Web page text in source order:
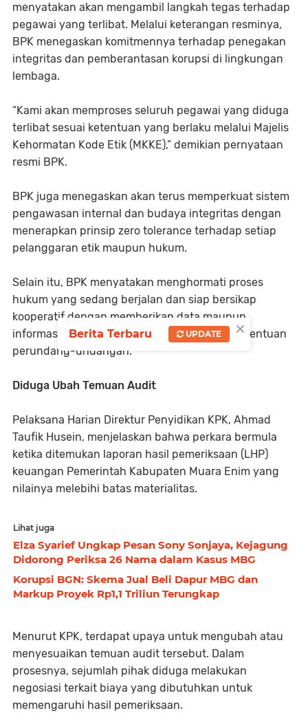
menyatakan akan mengambil langkah tegas terhadap
pegawai yang terlibat. Melalui keterangan resminya,
BPK menegaskan komitmennya terhadap penegakan
integritas dan pemberantasan korupsi di lingkungan
lembaga.
“Kami akan memproses seluruh pegawai yang diduga
terlibat sesuai ketentuan yang berlaku melalui Majelis
Kehormatan Kode Etik (MKKE),” demikian pernyataan
resmi BPK.
BPK juga menegaskan akan terus memperkuat sistem
pengawasan internal dan budaya integritas dengan
menerapkan prinsip zero tolerance terhadap setiap
pelanggaran etik maupun hukum.
Selain itu, BPK menyatakan menghormati proses
hukum yang sedang berjalan dan siap bersikap
kooperatif dengan memberikan data maupun
informasi yang diperlukan oleh KPK sesuai ketentuan
perundang-undangan.
Diduga Ubah Temuan Audit
Pelaksana Harian Direktur Penyidikan KPK, Ahmad
Taufik Husein, menjelaskan bahwa perkara bermula
ketika ditemukan laporan hasil pemeriksaan (LHP)
keuangan Pemerintah Kabupaten Muara Enim yang
nilainya melebihi batas materialitas.
Lihat juga
Elza Syarief Ungkap Pesan Sony Sonjaya, Kejagung
Didorong Periksa 26 Nama dalam Kasus MBG
Korupsi BGN: Skema Jual Beli Dapur MBG dan
Markup Proyek Rp1,1 Triliun Terungkap
Menurut KPK, terdapat upaya untuk mengubah atau
menyesuaikan temuan audit tersebut. Dalam
prosesnya, sejumlah pihak diduga melakukan
negosiasi terkait biaya yang dibutuhkan untuk
memengaruhi hasil pemeriksaan.
×
Berita Terbaru UPDATE